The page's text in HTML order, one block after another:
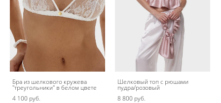
Бра из шелкового кружева
"треугольники" в белом цвете
4 100 pуб.
Шелковый топ с рюшами
пудра/розовый
8 800 pуб.